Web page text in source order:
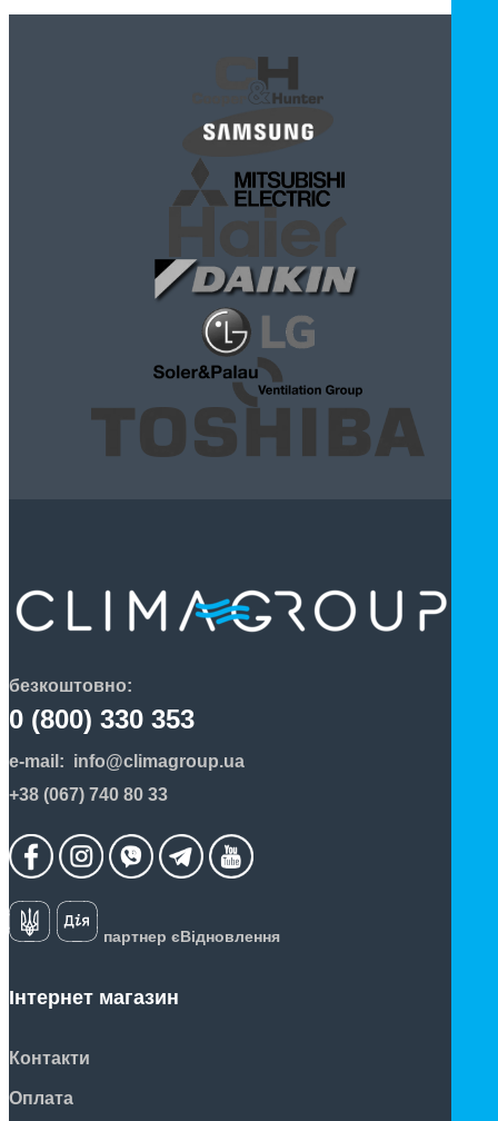
безкоштовно:
0 (800) 330 353
e-mail: info@climagroup.ua
+38 (067) 740 80 33
партнер єВідновлення
Інтернет магазин
Контакти
Оплата